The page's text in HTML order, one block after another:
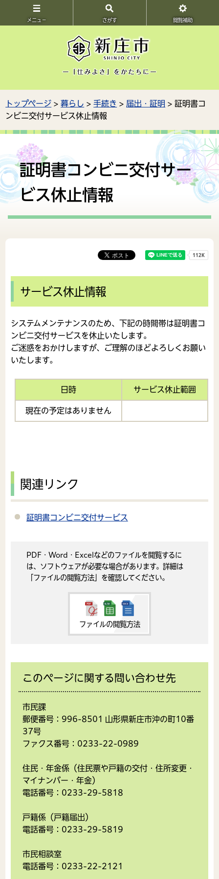
メニュ－ さがす 閲覧補助
トップページ >暮らし >手続き > 届出・証明 > 証明書コ
ンビニ交付サービス休止情報
証明書コンビニ交付サー
ビス休止情報
サービス休止情報
システムメンテナンスのため、下記の時間帯は証明書コ
ンビニ交付サービスを休止いたします。
ご迷惑をおかけしますが、ご理解のほどよろしくお願い
いたします。
日時 サービス休止範囲
現在の予定はありません
関連リンク
証明書コンビニ交付サービス
PDF・Word・Excelなどのファイルを閲覧するに
は、ソフトウェアが必要な場合があります。詳細は
「ファイルの閲覧方法」を確認してください。
ファイルの閲覧方法
このページに関する問い合わせ先
市民課
郵便番号：996-8501 山形県新庄市沖の町10番
37号
ファクス番号：0233-22-0989
住民・年金係（住民票や戸籍の交付・住所変更・
マイナンバー・年金）
電話番号：0233-29-5818
戸籍係（戸籍届出）
電話番号：0233-29-5819
市民相談室
電話番号：0233-22-2121